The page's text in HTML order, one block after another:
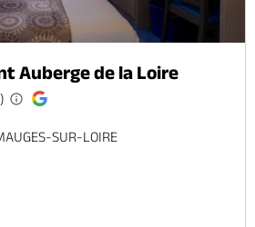
Auberge de la Loire
SUR-LOIRE